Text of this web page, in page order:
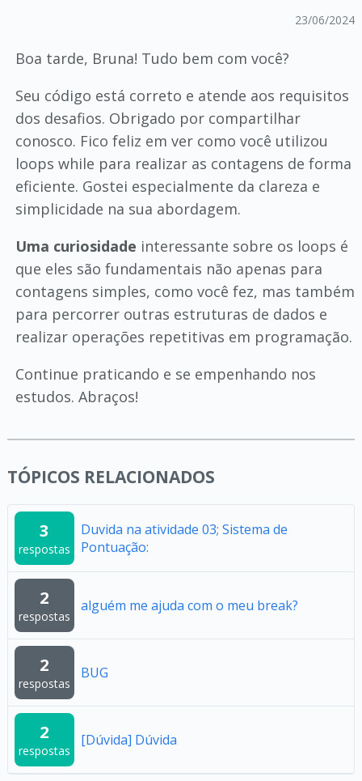
23/06/2024
Boa tarde, Bruna! Tudo bem com você?
Seu código está correto e atende aos requisitos
dos desafios. Obrigado por compartilhar
conosco. Fico feliz em ver como você utilizou
loops while para realizar as contagens de forma
eficiente. Gostei especialmente da clareza e
simplicidade na sua abordagem.
Uma curiosidade interessante sobre os loops é
que eles são fundamentais não apenas para
contagens simples, como você fez, mas também
para percorrer outras estruturas de dados e
realizar operações repetitivas em programação.
Continue praticando e se empenhando nos
estudos. Abraços!
TÓPICOS RELACIONADOS
3
respostas
Duvida na atividade 03; Sistema de
Pontuação:
2
respostas
alguém me ajuda com o meu break?
2
respostas
BUG
2
respostas
[Dúvida] Dúvida